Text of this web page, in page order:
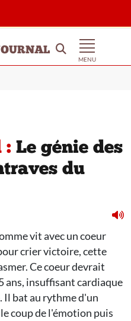
MENU
: Le génie des
du
vit avec un coeur
crier victoire, cette
Ce coeur devrait
ans, insuffisant cardiaque
Il bat au rythme d'un
coup de l'émotion puis